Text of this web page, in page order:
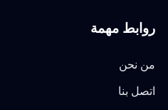
روابط مهمة
من نحن
اتصل بنا